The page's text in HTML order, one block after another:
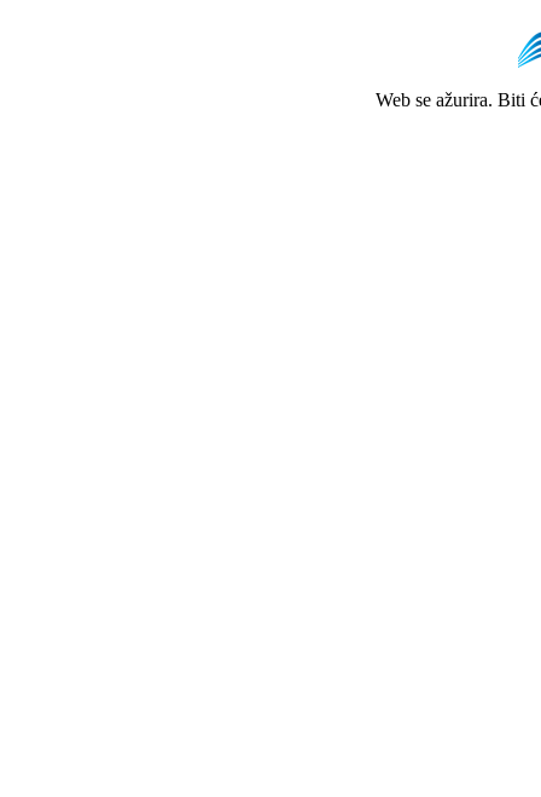
Web se ažurira. Biti